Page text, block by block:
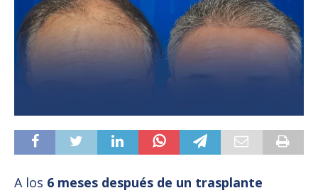
A los 6 meses después de un trasplante